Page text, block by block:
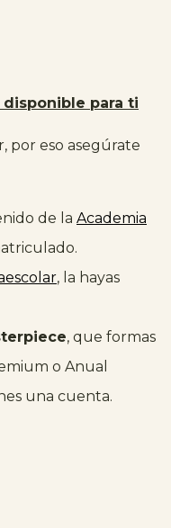
disponible para ti
por eso asegúrate
de la Academia
, la hayas
, que formas
o Anual
una cuenta.